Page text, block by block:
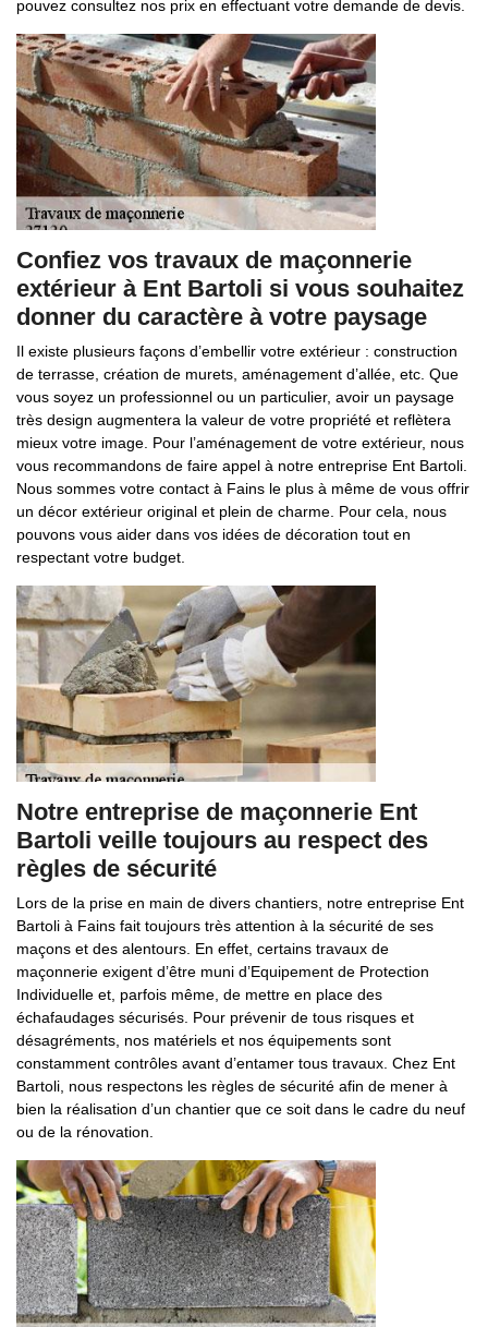
pouvez consultez nos prix en effectuant votre demande de devis.
Confiez vos travaux de maçonnerie
extérieur à Ent Bartoli si vous souhaitez
donner du caractère à votre paysage
Il existe plusieurs façons d’embellir votre extérieur : construction
de terrasse, création de murets, aménagement d’allée, etc. Que
vous soyez un professionnel ou un particulier, avoir un paysage
très design augmentera la valeur de votre propriété et reflètera
mieux votre image. Pour l’aménagement de votre extérieur, nous
vous recommandons de faire appel à notre entreprise Ent Bartoli.
Nous sommes votre contact à Fains le plus à même de vous offrir
un décor extérieur original et plein de charme. Pour cela, nous
pouvons vous aider dans vos idées de décoration tout en
respectant votre budget.
Notre entreprise de maçonnerie Ent
Bartoli veille toujours au respect des
règles de sécurité
Lors de la prise en main de divers chantiers, notre entreprise Ent
Bartoli à Fains fait toujours très attention à la sécurité de ses
maçons et des alentours. En effet, certains travaux de
maçonnerie exigent d’être muni d’Equipement de Protection
Individuelle et, parfois même, de mettre en place des
échafaudages sécurisés. Pour prévenir de tous risques et
désagréments, nos matériels et nos équipements sont
constamment contrôles avant d’entamer tous travaux. Chez Ent
Bartoli, nous respectons les règles de sécurité afin de mener à
bien la réalisation d’un chantier que ce soit dans le cadre du neuf
ou de la rénovation.